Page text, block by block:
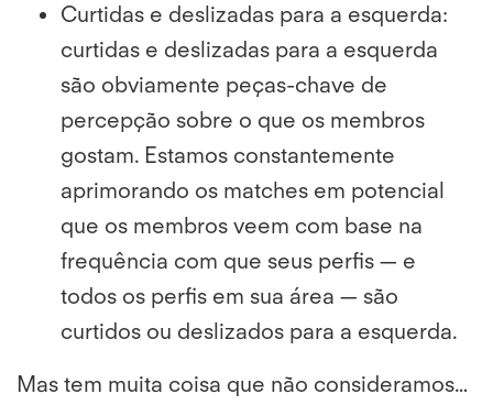
Curtidas e deslizadas para a esquerda:
curtidas e deslizadas para a esquerda
são obviamente peças-chave de
percepção sobre o que os membros
gostam. Estamos constantemente
aprimorando os matches em potencial
que os membros veem com base na
frequência com que seus perfis — e
todos os perfis em sua área — são
curtidos ou deslizados para a esquerda.
Mas tem muita coisa que não consideramos…